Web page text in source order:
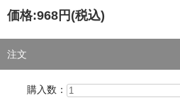
価格:968円 (税込)
注文
購入数：